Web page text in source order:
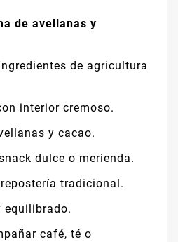
de avellanas y
de agricultura
interior cremoso.
y cacao.
dulce o merienda.
tradicional.
equilibrado.
café, té o